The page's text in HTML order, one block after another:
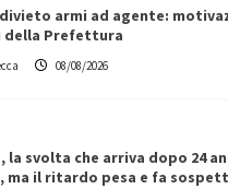
armi ad agente:
della Prefettura
08/08/2026
la svolta che arriva dopo 24
ma il ritardo pesa e fa